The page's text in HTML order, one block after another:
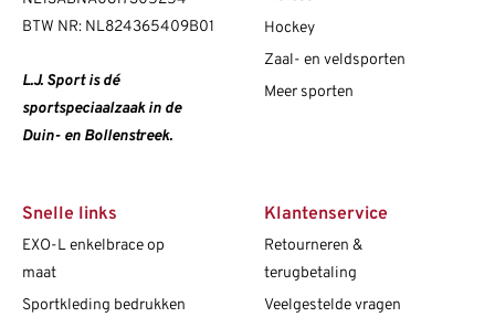
BTW NR: NL824365409B01
L.J. Sport is dé
sportspeciaalzaak in de
Duin- en Bollenstreek.
Hockey
Zaal- en veldsporten
Meer sporten
Snelle links
EXO-L enkelbrace op
maat
Sportkleding bedrukken
Klantenservice
Retourneren &
terugbetaling
Veelgestelde vragen